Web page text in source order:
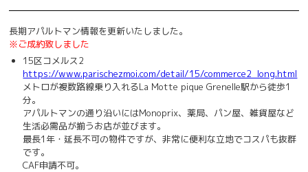
長期アパルトマン情報を更新いたしました。
※ご成約致しました
15区コメルス2
https://www.parischezmoi.com/detail/15/commerce2_long.html
メトロが複数路線乗り入れるLa Motte pique Grenelle駅から徒歩1
分。
アパルトマンの通り沿いにはMonoprix、薬局、パン屋、雑貨屋など
生活必需品が揃うお店が並びます。
最長1年・延長不可の物件ですが、非常に便利な立地でコスパも抜群
です。
CAF申請不可。